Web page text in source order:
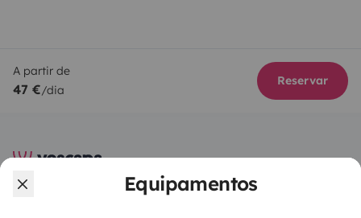
Equipamentos
A partir de
47 €/dia
Reservar
A Yescapa é uma plataforma simples e segura de